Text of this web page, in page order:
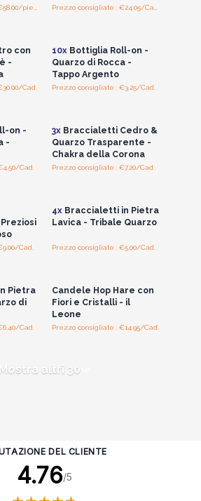
con
-
Cad.
10xBottiglia Roll-on -
Quarzo di Rocca -
Tappo Argento
Prezzo consigliato : €3.25/Cad.
on -
-
Cad.
3xBraccialetti Cedro &
Quarzo Trasparente -
Chakra della Corona
Prezzo consigliato : €7.20/Cad.
Cad.
4xBraccialetti in Pietra
Lavica - Tribale Quarzo
Prezzo consigliato : €5.00/Cad.
Pietra
di
Cad.
Candele Hop Hare con
Fiori e Cristalli - il
Leone
Prezzo consigliato : €14.95/Cad.
Mostra altri 30
DEL CLIENTE
4.76/5